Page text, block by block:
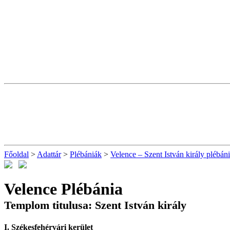
Főoldal > Adattár> Plébániák > Velence – Szent István király
Velence Plébánia
Templom titulusa: Szent István király
I. Székesfehérvári kerület